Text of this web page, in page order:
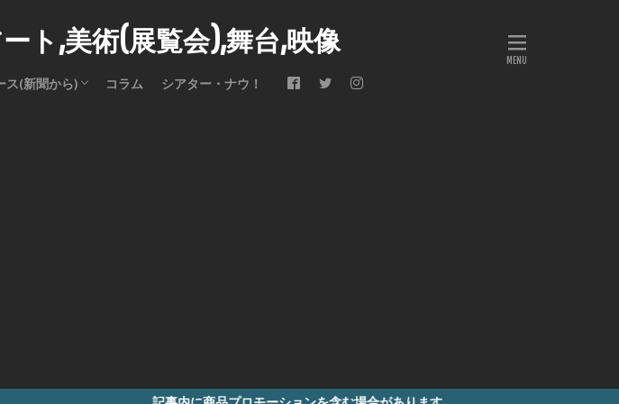
ート,美術(展覧会),舞台,映像
ス(新聞から) コラム シアター・ナウ！